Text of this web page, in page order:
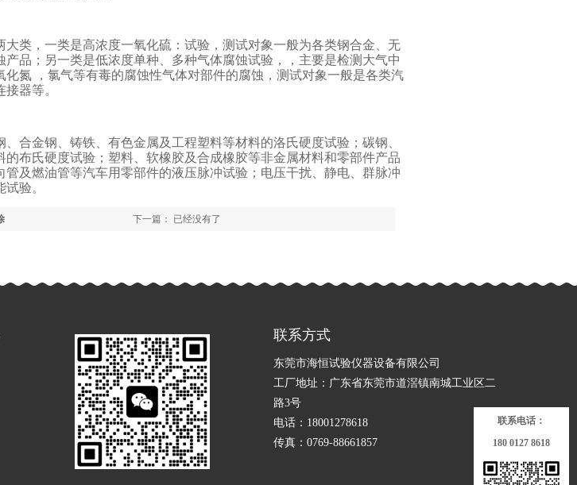
大类，一类是高浓度一氧化硫：试验，测试对象一般为各类钢合金、无
品；另一类是低浓度单种、多种气体腐蚀试验，，主要是检测大气中
氮 ，氯气等有毒的腐蚀性气体对部件的腐蚀，测试对象一般是各类汽
器等。
合金钢、铸铁、有色金属及工程塑料等材料的洛氏硬度试验；碳钢、
布氏硬度试验；塑料、软橡胶及合成橡胶等非金属材料和零部件产品
管及燃油管等汽车用零部件的液压脉冲试验；电压干扰、静电、群脉冲
验。
下一篇： 已经没有了
联系方式
东莞市海恒试验仪器设备有限公司
工厂地址：广东省东莞市道滘镇南城工业区二
路3号
电话： 18001278618
传真： 0769-88661857
联系电话：
180 0127 8618